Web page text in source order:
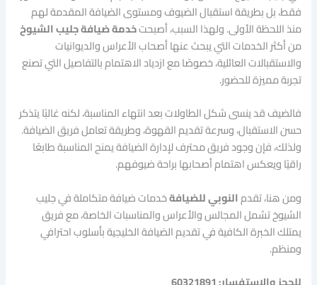
فقط، بل بطريقة استقبال الضيوف ومستوى الضيافة المقدمة لهم
منذ اللحظة الأولى. ولهذا السبب، أصبحتخدمة ضيافة جليب الشيوخ
من أكثر الخدمات التي يبحث عنها أصحاب الأعراس والديوانيات
والاستقبالات العائلية، خصوصًا مع ازدياد الاهتمام بالتفاصيل التي تصنع
تجربة مميزة للحضور.
فالضيف قد ينسى شكل الطاولات بعد انتهاء المناسبة، لكنه غالبًا يتذكر
حسن الاستقبال، وسرعة تقديم القهوة، وطريقة تعامل فريق الضيافة.
ولذلك، فإن وجود فريق محترف لإدارة الضيافة يمنح المناسبة طابعًا
راقيًا ويعكس اهتمام أصحابها براحة ضيوفهم.
ومن هنا، تقدمالنوبي للضيافةخدمات ضيافة متكاملة في جليب
الشيوخ تشمل المجالس والأعراس والمناسبات الخاصة، مع فريق
يمتلك الخبرة الكافية في تقديم الضيافة الخليجية بأسلوب احترافي
ومنظم.